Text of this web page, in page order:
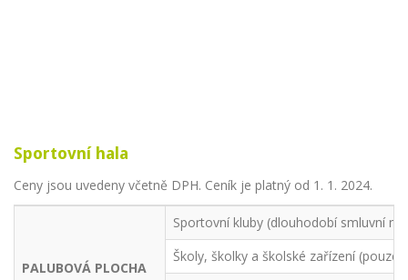
Sportovní hala
Ceny jsou uvedeny včetně DPH. Ceník je platný od 1. 1. 2024.
PALUBOVÁ PLOCHA
Sportovní kluby (dlouhodobí smluvní
Školy, školky a školské zařízení